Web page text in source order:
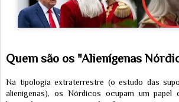
Quem são os "Alienígenas
Na tipologia extraterrestre (o estudo das
alienígenas), os Nórdicos ocupam um papel